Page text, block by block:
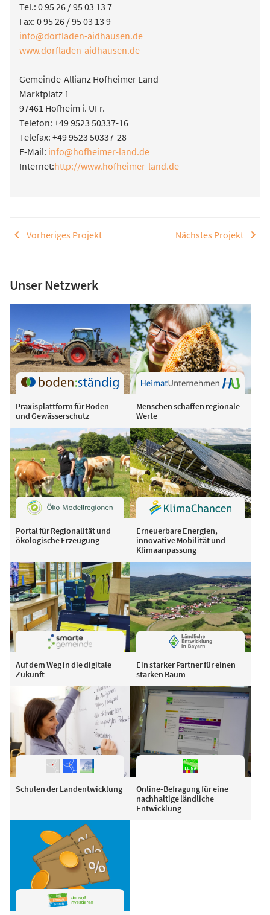
Tel.: 0 95 26 / 95 03 13 7
Fax: 0 95 26 / 95 03 13 9
info@dorfladen-aidhausen.de
www.dorfladen-aidhausen.de
Gemeinde-Allianz Hofheimer Land
Marktplatz 1
97461 Hofheim i. UFr.
Telefon: +49 9523 50337-16
Telefax: +49 9523 50337-28
E-Mail: info@hofheimer-land.de
Internet:http://www.hofheimer-land.de
Vorheriges Projekt Nächstes Projekt
Unser Netzwerk
Praxisplattform für Boden-
und Gewässerschutz
Menschen schaffen regionale
Werte
Portal für Regionalität und
ökologische Erzeugung
Erneuerbare Energien,
innovative Mobilität und
Klimaanpassung
Auf dem Weg in die digitale
Zukunft
Ein starker Partner für einen
starken Raum
Schulen der Landentwicklung
Online-Befragung für eine
nachhaltige ländliche
Entwicklung